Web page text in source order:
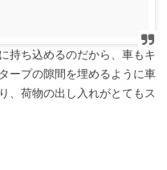
持ち込めるのだから、車もキ
ープの隙間を埋めるように車
、荷物の出し入れがとてもス